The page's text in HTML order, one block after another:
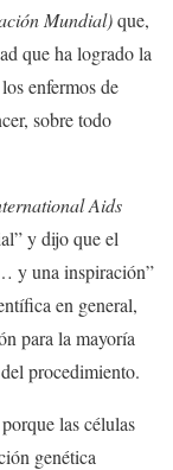
Mundial)que,
que ha logrado la
enfermos de
sobre todo
Aids
y dijo que el
y una inspiración”
en general,
para la mayoría
procedimiento.
las células
genética